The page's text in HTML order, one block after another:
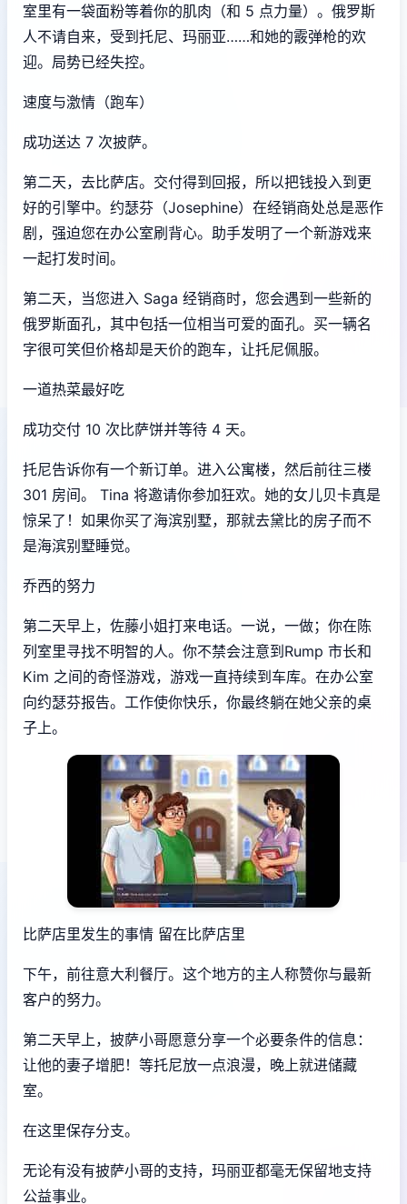
室里有一袋面粉等着你的肌肉（和 5 点力量）。俄罗斯
人不请自来，受到托尼、玛丽亚……和她的霰弹枪的欢
迎。局势已经失控。
速度与激情（跑车）
成功送达 7 次披萨。
第二天，去比萨店。交付得到回报，所以把钱投入到更
好的引擎中。约瑟芬（Josephine）在经销商处总是恶作
剧，强迫您在办公室刷背心。助手发明了一个新游戏来
一起打发时间。
第二天，当您进入 Saga 经销商时，您会遇到一些新的
俄罗斯面孔，其中包括一位相当可爱的面孔。买一辆名
字很可笑但价格却是天价的跑车，让托尼佩服。
一道热菜最好吃
成功交付 10 次比萨饼并等待 4 天。
托尼告诉你有一个新订单。进入公寓楼，然后前往三楼
301 房间。 Tina 将邀请你参加狂欢。她的女儿贝卡真是
惊呆了！如果你买了海滨别墅，那就去黛比的房子而不
是海滨别墅睡觉。
乔西的努力
第二天早上，佐藤小姐打来电话。一说，一做；你在陈
列室里寻找不明智的人。你不禁会注意到Rump 市长和
Kim 之间的奇怪游戏，游戏一直持续到车库。在办公室
向约瑟芬报告。工作使你快乐，你最终躺在她父亲的桌
子上。
比萨店里发生的事情 留在比萨店里
下午，前往意大利餐厅。这个地方的主人称赞你与最新
客户的努力。
第二天早上，披萨小哥愿意分享一个必要条件的信息：
让他的妻子增肥！等托尼放一点浪漫，晚上就进储藏
室。
在这里保存分支。
无论有没有披萨小哥的支持，玛丽亚都毫无保留地支持
公益事业。